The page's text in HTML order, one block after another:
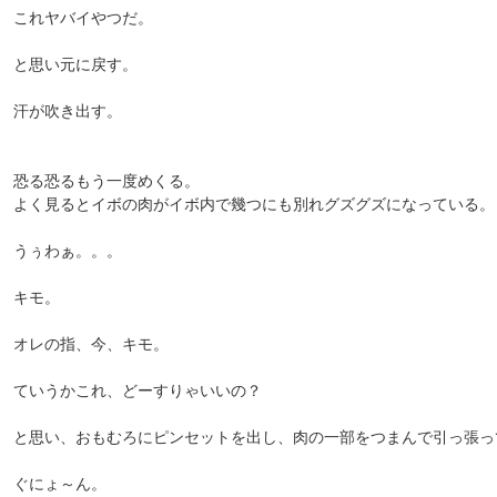
これヤバイやつだ。
と思い元に戻す。
汗が吹き出す。
恐る恐るもう一度めくる。
よく見るとイボの肉がイボ内で幾つにも別れグズグズになっている。
うぅわぁ。。。
キモ。
オレの指、今、キモ。
ていうかこれ、どーすりゃいいの？
と思い、おもむろにピンセットを出し、肉の一部をつまんで引っ張
ぐにょ～ん。